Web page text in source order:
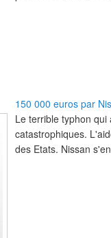
150 000 euros par
Le terrible typhon
catastrophiques.
des Etats. Nissan